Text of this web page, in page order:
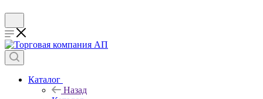
Каталог
Назад